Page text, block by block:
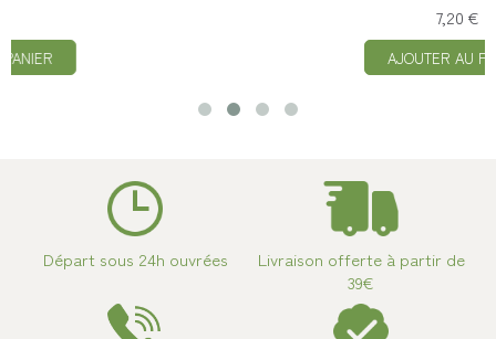
Départ sous 24h ouvrées
Livraison offerte à partir de
39€